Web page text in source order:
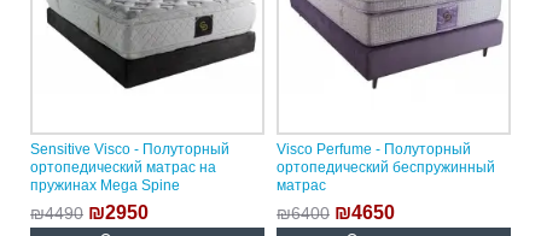
Sensitive Visco - Полуторный
ортопедический матрас на
пружинах Mega Spine
₪4490 ₪2950
Visco Perfume - Полуторный
ортопедический беспружинный
матрас
₪6400 ₪4650